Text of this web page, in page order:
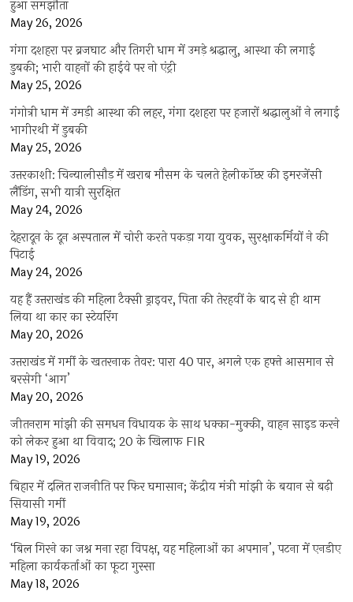
हुआ समझौता
May 26, 2026
गंगा दशहरा पर ब्रजघाट और तिगरी धाम में उमड़े श्रद्धालु, आस्था की लगाई
डुबकी; भारी वाहनों की हाईवे पर नो एंट्री
May 25, 2026
गंगोत्री धाम में उमड़ी आस्था की लहर, गंगा दशहरा पर हजारों श्रद्धालुओं ने लगाई
भागीरथी में डुबकी
May 25, 2026
उत्तरकाशी: चिन्यालीसौड़ में खराब मौसम के चलते हेलीकॉप्टर की इमरजेंसी
लैंडिंग, सभी यात्री सुरक्षित
May 24, 2026
देहरादून के दून अस्पताल में चोरी करते पकड़ा गया युवक, सुरक्षाकर्मियों ने की
पिटाई
May 24, 2026
यह हैं उत्तराखंड की महिला टैक्सी ड्राइवर, पिता की तेरहवीं के बाद से ही थाम
लिया था कार का स्टेयरिंग
May 20, 2026
उत्तराखंड में गर्मी के खतरनाक तेवर: पारा 40 पार, अगले एक हफ्ते आसमान से
बरसेगी ‘आग’
May 20, 2026
जीतनराम मांझी की समधन विधायक के साथ धक्का-मुक्की, वाहन साइड करने
को लेकर हुआ था विवाद; 20 के खिलाफ FIR
May 19, 2026
बिहार में दलित राजनीति पर फिर घमासान; केंद्रीय मंत्री मांझी के बयान से बढ़ी
सियासी गर्मी
May 19, 2026
‘बिल गिरने का जश्न मना रहा विपक्ष, यह महिलाओं का अपमान’, पटना में एनडीए
महिला कार्यकर्ताओं का फूटा गुस्सा
May 18, 2026